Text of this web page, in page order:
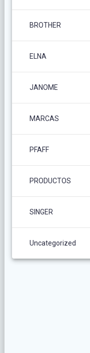
BROTHER
ELNA
JANOME
MARCAS
PFAFF
PRODUCTOS
SINGER
Uncategorized